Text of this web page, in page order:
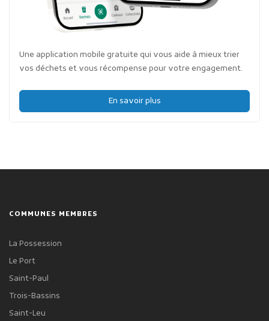
Une application mobile gratuite qui vous aide à mieux trier
vos déchets et vous récompense pour votre engagement.
En savoir plus
COMMUNES MEMBRES
La Possession
Le Port
Saint-Paul
Trois-Bassins
Saint-Leu